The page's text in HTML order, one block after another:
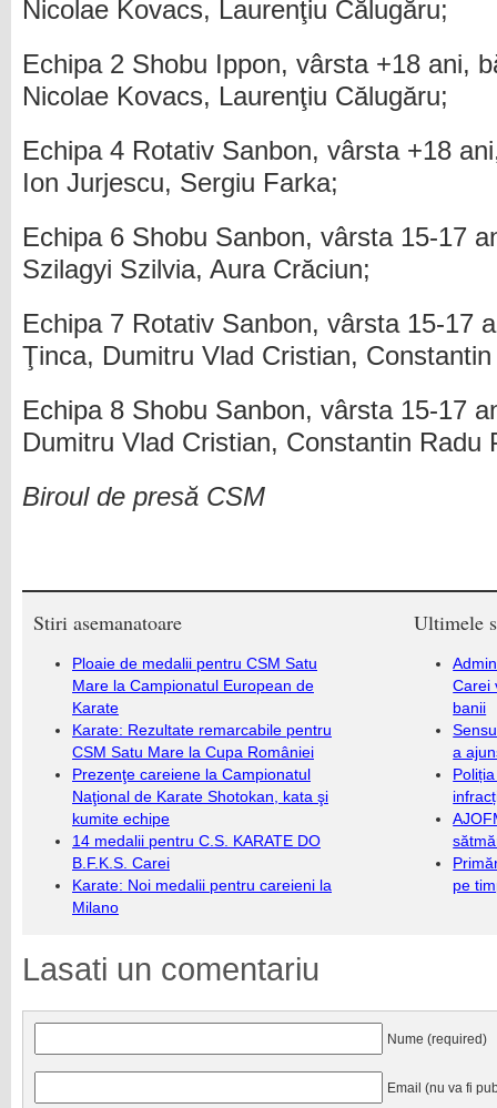
Nicolae Kovacs, Laurenţiu Călugăru;
Echipa 2 Shobu Ippon, vârsta +18 ani,
Nicolae Kovacs, Laurenţiu Călugăru;
Echipa 4 Rotativ Sanbon, vârsta +18
Ion Jurjescu, Sergiu Farka;
Echipa 6 Shobu Sanbon, vârsta 15-17
Szilagyi Szilvia, Aura Crăciun;
Echipa 7 Rotativ Sanbon, vârsta 15-17
Ţinca, Dumitru Vlad Cristian,
Echipa 8 Shobu Sanbon, vârsta 15-17
Dumitru Vlad Cristian, Constantin Radu
Biroul de presă CSM
Stiri asemanatoare
Ploaie de medalii pentru CSM Satu
Mare la Campionatul European de
Karate
Karate: Rezultate remarcabile pentru
CSM Satu Mare la Cupa României
Prezenţe careiene la Campionatul
Naţional de Karate Shotokan, kata şi
kumite echipe
14 medalii pentru C.S. KARATE DO
B.F.K.S. Carei
Karate: Noi medalii pentru careieni la
Milano
Ultimele
Carei
banii
a
pe
Lasati un comentariu
Nume (required)
Email (nu va fi